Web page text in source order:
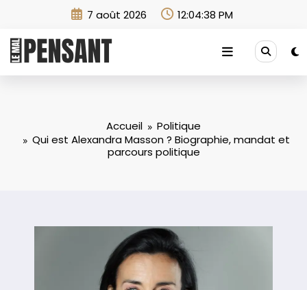
7 août 2026 12:04:40 PM
Accueil
Politique
Qui est Alexandra Masson ? Biographie, mandat et
parcours politique